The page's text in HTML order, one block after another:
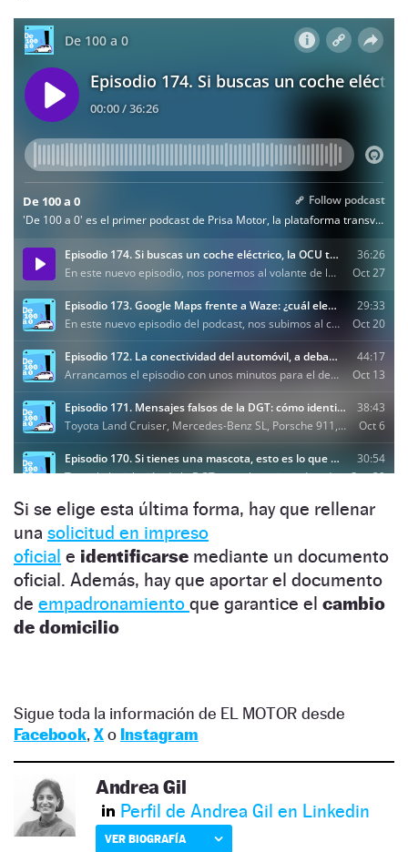
Si se elige esta última forma, hay que rellenar
una solicitud en impreso
oficial e identificarse mediante un documento
oficial. Además, hay que aportar el documento
de empadronamiento que garantice el cambio
de domicilio
Sigue toda la información de EL MOTOR desde
Facebook, Xo Instagram
Andrea Gil
Perfil de Andrea Gil en Linkedin
VER BIOGRAFÍA